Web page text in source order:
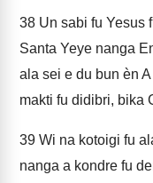
38 Un sabi fu Yesus
Santa Yeye nanga
ala sei e du bun èn
makti fu didibri, bika
39 Wi na kotoigi fu
nanga a kondre fu